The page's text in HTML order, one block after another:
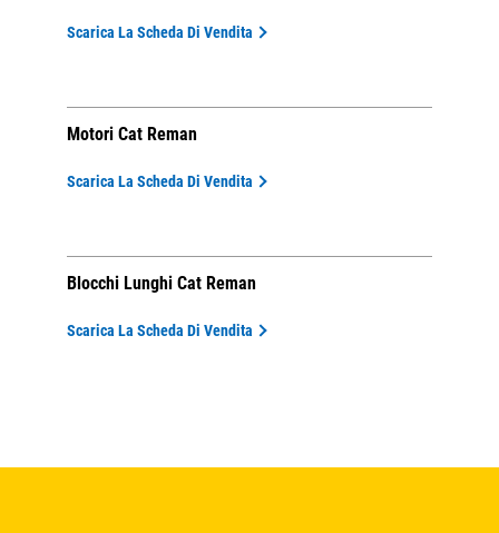
Scarica La Scheda Di Vendita
Motori Cat Reman
Scarica La Scheda Di Vendita
Blocchi Lunghi Cat Reman
Scarica La Scheda Di Vendita